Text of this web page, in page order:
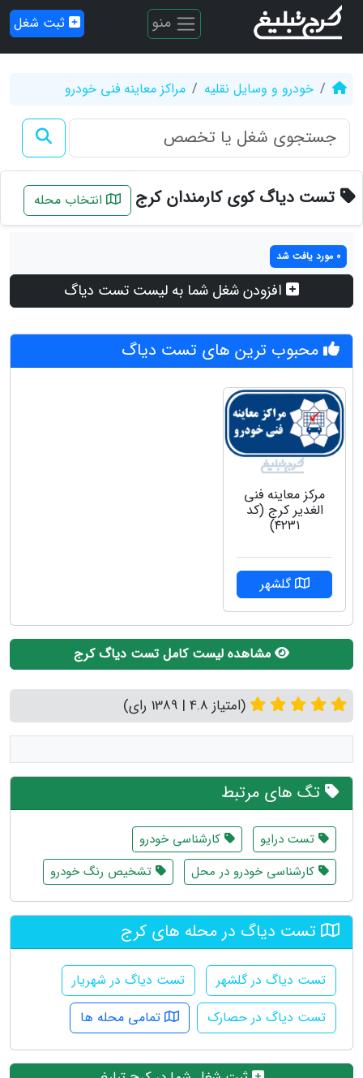
منو ثبت شغل
خودرو و وسایل نقلیه مراکز معاینه فنی خودرو
تست دیاگ کوی کارمندان کرج انتخاب محله
0 مورد یافت شد
افزودن شغل شما به لیست تست دیاگ
محبوب ترین های تست دیاگ
مرکز معاینه فنی
الغدیر کرج (کد
۴۲۳۱)
گلشهر
مشاهده لیست کامل تست دیاگ کرج
(امتیاز 4.8 | 1389 رای)
تگ های مرتبط
تست درایو
کارشناسی خودرو
کارشناسی خودرو در محل
تشخیص رنگ خودرو
تست دیاگ در محله های کرج
تست دیاگ در گلشهر
تست دیاگ در شهریار
تست دیاگ در حصارک
تمامی محله ها